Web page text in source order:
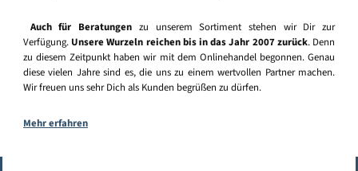
Auch für Beratungen zu unserem Sortiment stehen wir Dir zur
Verfügung. Unsere Wurzeln reichen bis in das Jahr 2007 zurück. Denn
zu diesem Zeitpunkt haben wir mit dem Onlinehandel begonnen. Genau
diese vielen Jahre sind es, die uns zu einem wertvollen Partner machen.
Wir freuen uns sehr Dich als Kunden begrüßen zu dürfen.
Mehr erfahren